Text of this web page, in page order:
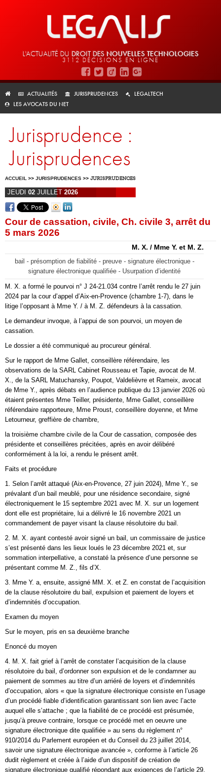
L'ACTUALITÉ DU DROIT DES NOUVELLES TECHNOLOGIES
3112 DÉCISIONS EN LIGNE
ACTUALITÉS JURISPRUDENCES
LEGALTECH
LES AVOCATS DU NET
Jurisprudence :
Jurisprudences
ACCUEIL >> JURISPRUDENCES >> JURISPRUDENCES
JEUDI 02 JUILLET 2026
Cour de cassation, civile, Ch. civile 3, arrêt du
5 mars 2026
M. X. / Mme Y. et M. Z.
bail - présomption de fiabilité - preuve - signature électronique -
signature électronique qualifiée - Usurpation d’identité
M. X. a formé le pourvoi n° J 24-21.034 contre l’arrêt rendu le 27 juin
2024 par la cour d’appel d’Aix-en-Provence (chambre 1-7), dans le
litige l’opposant à Mme Y. / à M. Z. défendeurs à la cassation.
Le demandeur invoque, à l’appui de son pourvoi, un moyen de
cassation.
Le dossier a été communiqué au procureur général.
Sur le rapport de Mme Gallet, conseillère référendaire, les
observations de la SARL Cabinet Rousseau et Tapie, avocat de M.
X., de la SARL Matuchansky, Poupot, Valdelièvre et Rameix, avocat
de Mme Y., après débats en l’audience publique du 13 janvier 2026 où
étaient présentes Mme Teiller, présidente, Mme Gallet, conseillère
référendaire rapporteure, Mme Proust, conseillère doyenne, et Mme
Letourneur, greffière de chambre,
la troisième chambre civile de la Cour de cassation, composée des
présidente et conseillères précitées, après en avoir délibéré
conformément à la loi, a rendu le présent arrêt.
Faits et procédure
1. Selon l’arrêt attaqué (Aix-en-Provence, 27 juin 2024), Mme Y., se
prévalant d’un bail meublé, pour une résidence secondaire, signé
électroniquement le 15 septembre 2021 avec M. X. sur un logement
dont elle est propriétaire, lui a délivré le 16 novembre 2021 un
commandement de payer visant la clause résolutoire du bail.
2. M. X. ayant contesté avoir signé un bail, un commissaire de justice
s’est présenté dans les lieux loués le 23 décembre 2021 et, sur
sommation interpellative, a constaté la présence d’une personne se
présentant comme M. Z., fils d’X.
3. Mme Y. a, ensuite, assigné MM. X. et Z. en constat de l’acquisition
de la clause résolutoire du bail, expulsion et paiement de loyers et
d’indemnités d’occupation.
Examen du moyen
Sur le moyen, pris en sa deuxième branche
Enoncé du moyen
4. M. X. fait grief à l’arrêt de constater l’acquisition de la clause
résolutoire du bail, d’ordonner son expulsion et de le condamner au
paiement de sommes au titre d’un arriéré de loyers et d’indemnités
d’occupation, alors « que la signature électronique consiste en l’usage
d’un procédé fiable d’identification garantissant son lien avec l’acte
auquel elle s’attache ; que la fiabilité de ce procédé est présumée,
jusqu’à preuve contraire, lorsque ce procédé met en oeuvre une
signature électronique dite qualifiée » au sens du règlement n°
910/2014 du Parlement européen et du Conseil du 23 juillet 2014,
savoir une signature électronique avancée », conforme à l’article 26
dudit règlement et créée à l’aide d’un dispositif de création de
signature électronique qualifié répondant aux exigences de l’article 29,